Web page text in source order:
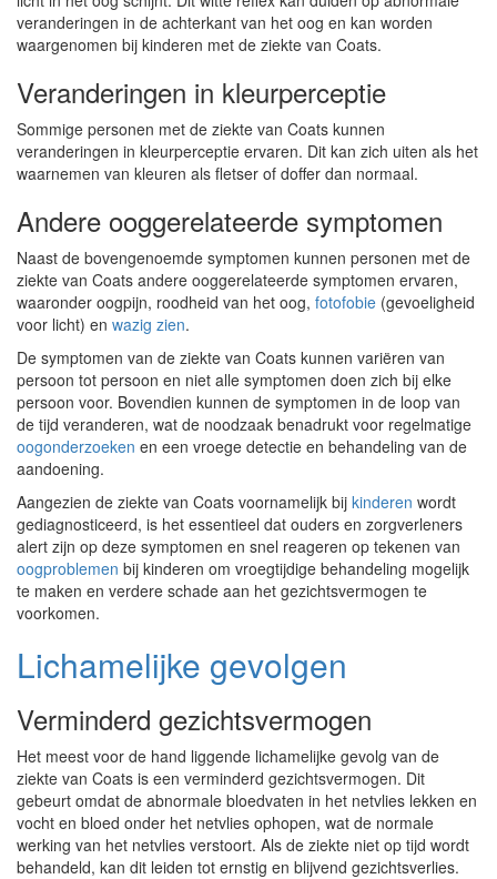
veranderingen in de achterkant van het oog en kan worden
waargenomen bij kinderen met de ziekte van Coats.
Veranderingen in kleurperceptie
Sommige personen met de ziekte van Coats kunnen
veranderingen in kleurperceptie ervaren. Dit kan zich uiten als het
waarnemen van kleuren als fletser of doffer dan normaal.
Andere ooggerelateerde symptomen
Naast de bovengenoemde symptomen kunnen personen met de
ziekte van Coats andere ooggerelateerde symptomen ervaren,
waaronder oogpijn, roodheid van het oog, fotofobie (gevoeligheid
voor licht) en wazig zien.
De symptomen van de ziekte van Coats kunnen variëren van
persoon tot persoon en niet alle symptomen doen zich bij elke
persoon voor. Bovendien kunnen de symptomen in de loop van
de tijd veranderen, wat de noodzaak benadrukt voor regelmatige
oogonderzoeken en een vroege detectie en behandeling van de
aandoening.
Aangezien de ziekte van Coats voornamelijk bij kinderen wordt
gediagnosticeerd, is het essentieel dat ouders en zorgverleners
alert zijn op deze symptomen en snel reageren op tekenen van
oogproblemen bij kinderen om vroegtijdige behandeling mogelijk
te maken en verdere schade aan het gezichtsvermogen te
voorkomen.
Lichamelijke gevolgen
Verminderd gezichtsvermogen
Het meest voor de hand liggende lichamelijke gevolg van de
ziekte van Coats is een verminderd gezichtsvermogen. Dit
gebeurt omdat de abnormale bloedvaten in het netvlies lekken en
vocht en bloed onder het netvlies ophopen, wat de normale
werking van het netvlies verstoort. Als de ziekte niet op tijd wordt
behandeld, kan dit leiden tot ernstig en blijvend gezichtsverlies.